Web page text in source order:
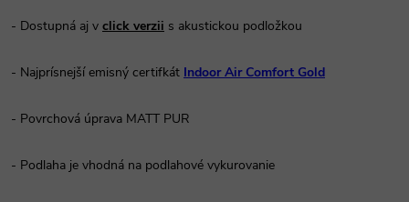
- Dostupná aj v click verzii s akustickou podložkou
- Najprísnejší emisný certifkát Indoor Air Comfort Gold
- Povrchová úprava MATT PUR
- Podlaha je vhodná na podlahové vykurovanie